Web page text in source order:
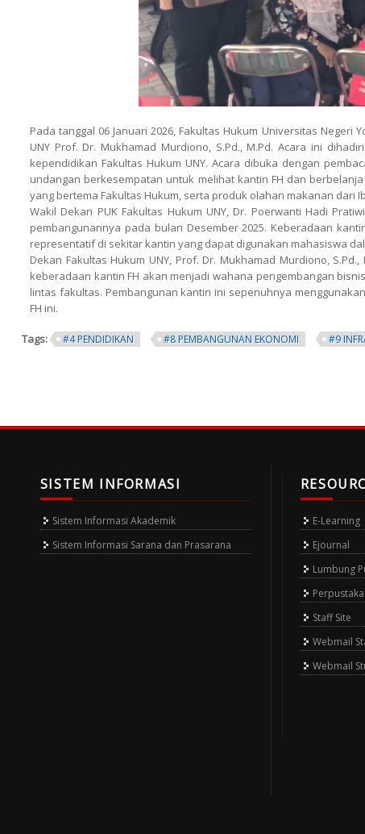
Pada tanggal 06 Januari 2026, Fakultas Hukum Universitas
UNY Prof. Dr. Mukhamad Murdiono, S.Pd., M.Pd. Acara ini
kependidikan Fakultas Hukum UNY. Acara dibuka dengan
undangan berkesempatan untuk melihat kantin FH dan
yang bertema Fakultas Hukum, serta produk olahan makanan dari
Wakil Dekan PUK Fakultas Hukum UNY, Dr. Poerwanti Hadi
pembangunannya pada bulan Desember 2025. Keberadaan
representatif di sekitar kantin yang dapat digunakan mahasiswa
Dekan Fakultas Hukum UNY, Prof. Dr. Mukhamad Murdiono,
keberadaan kantin FH akan menjadi wahana pengembangan
lintas fakultas. Pembangunan kantin ini sepenuhnya
FH ini.
Tags: #4 PENDIDIKAN #8 PEMBANGUNAN EKONOMI #9
SISTEM INFORMASI
Sistem Informasi Akademik
Sistem Informasi Sarana dan Prasarana
E-Learning
Ejournal
Lumbung
Staff Site
Webmail
Webmail